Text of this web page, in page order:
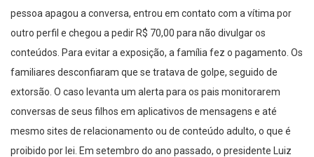
pessoa apagou a conversa, entrou em contato com a vítima por
outro perfil e chegou a pedir R$ 70,00 para não divulgar os
conteúdos. Para evitar a exposição, a família fez o pagamento. Os
familiares desconfiaram que se tratava de golpe, seguido de
extorsão. O caso levanta um alerta para os pais monitorarem
conversas de seus filhos em aplicativos de mensagens e até
mesmo sites de relacionamento ou de conteúdo adulto, o que é
proibido por lei. Em setembro do ano passado, o presidente Luiz